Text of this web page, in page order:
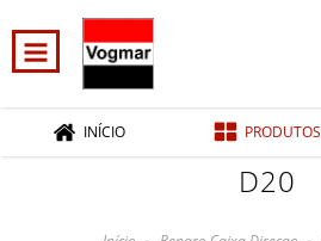
INÍCIO PRODUTOS
D20